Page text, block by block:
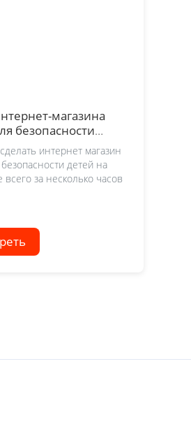
магазина
безопасности
интернет магазин
детей на
всего за несколько часов